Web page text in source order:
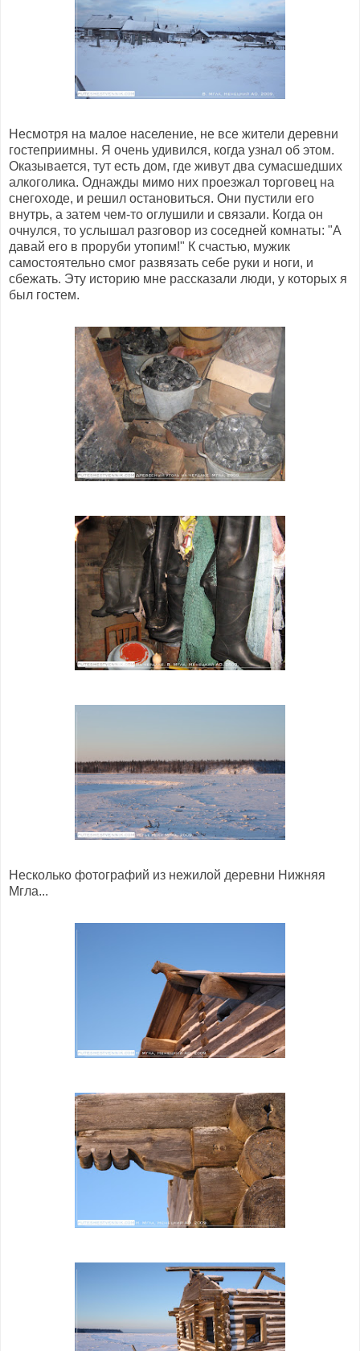
Несмотря на малое население, не все жители деревни
гостеприимны. Я очень удивился, когда узнал об этом.
Оказывается, тут есть дом, где живут два сумасшедших
алкоголика. Однажды мимо них проезжал торговец на
снегоходе, и решил остановиться. Они пустили его
внутрь, а затем чем-то оглушили и связали. Когда он
очнулся, то услышал разговор из соседней комнаты: "А
давай его в проруби утопим!" К счастью, мужик
самостоятельно смог развязать себе руки и ноги, и
сбежать. Эту историю мне рассказали люди, у которых я
был гостем.
Несколько фотографий из нежилой деревни Нижняя
Мгла...